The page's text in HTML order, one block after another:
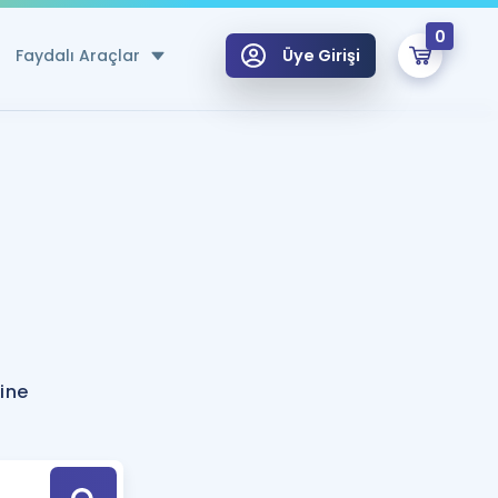
Faydalı Araçlar
Hesaplama Aracı
için Öneriler
Tek Takvimde
Üye Girişi
0
Hoca ile seni sınava hazırlayacak onlarca eğitim seni bekliyor!